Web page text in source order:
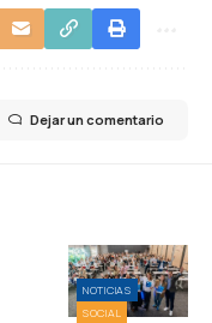
Dejar un comentario
NOTICIAS
SOCIAL